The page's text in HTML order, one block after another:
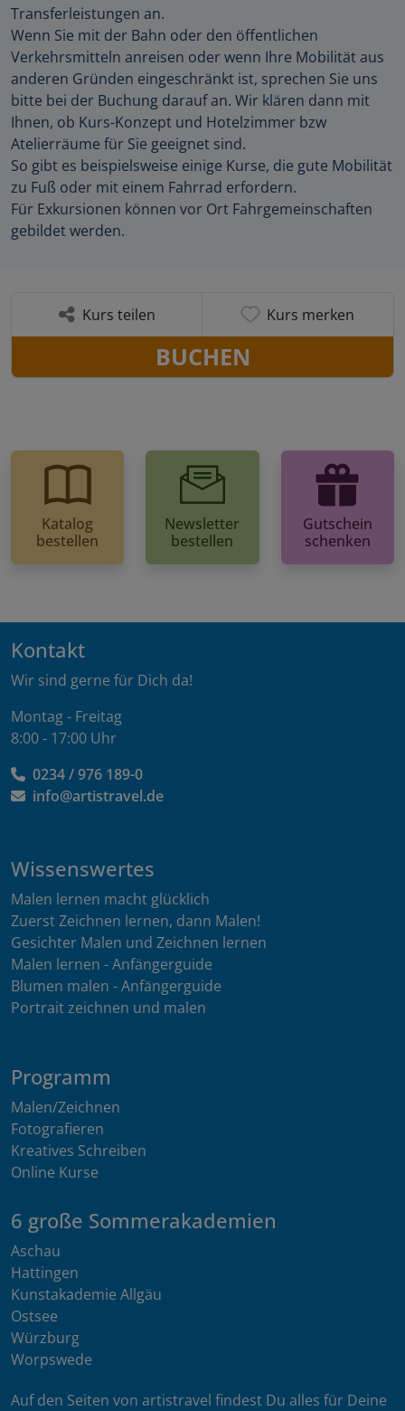
Transferleistungen an.
Wenn Sie mit der Bahn oder den öffentlichen
Verkehrsmitteln anreisen oder wenn Ihre Mobilität aus
anderen Gründen eingeschränkt ist, sprechen Sie uns
bitte bei der Buchung darauf an. Wir klären dann mit
Ihnen, ob Kurs-Konzept und Hotelzimmer bzw
Atelierräume für Sie geeignet sind.
So gibt es beispielsweise einige Kurse, die gute Mobilität
zu Fuß oder mit einem Fahrrad erfordern.
Für Exkursionen können vor Ort Fahrgemeinschaften
gebildet werden.
Kurs teilen Kurs merken
BUCHEN
Katalog
bestellen
Newsletter
bestellen
Gutschein
schenken
Kontakt
Wir sind gerne für Dich da!
Montag - Freitag
8:00 - 17:00 Uhr
0234 / 976 189-0
info@artistravel.de
Wissenswertes
Malen lernen macht glücklich
Zuerst Zeichnen lernen, dann Malen!
Gesichter Malen und Zeichnen lernen
Malen lernen - Anfängerguide
Blumen malen - Anfängerguide
Portrait zeichnen und malen
Programm
Malen/Zeichnen
Fotografieren
Kreatives Schreiben
Online Kurse
6 große Sommerakademien
Aschau
Hattingen
Kunstakademie Allgäu
Ostsee
Würzburg
Worpswede
Auf den Seiten von artistravel findest Du alles für Deine